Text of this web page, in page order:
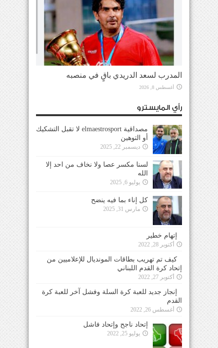
المدرب لسعد الدريدي باقٍ في منصبه
أغسطس 8, 2026
رأي المايسترو
مصداقية elmaestrosport لا تقبل التشكيك
أو التوهين
ديسمبر 22, 2025
لسنا مكسر عصا ولا نخاف من احد إلا
الله
يوليو 6, 2025
كل إناء بما فيه ينضح
مارس 31, 2025
إتهام خطير
أكتوبر 28, 2022
كيف تم تهريب بطاقات المونديال للإعلاميين من
إتحاد كرة القدم اللبناني
أكتوبر 27, 2022
إنجاز جديد للعبة كرة السلة وفشل آخر للعبة كرة
القدم
أغسطس 26, 2022
إتحاد ناجح وإتحاد فاشل
يوليو 25, 2022